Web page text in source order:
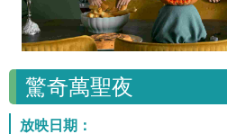
驚奇萬聖夜
放映日期：